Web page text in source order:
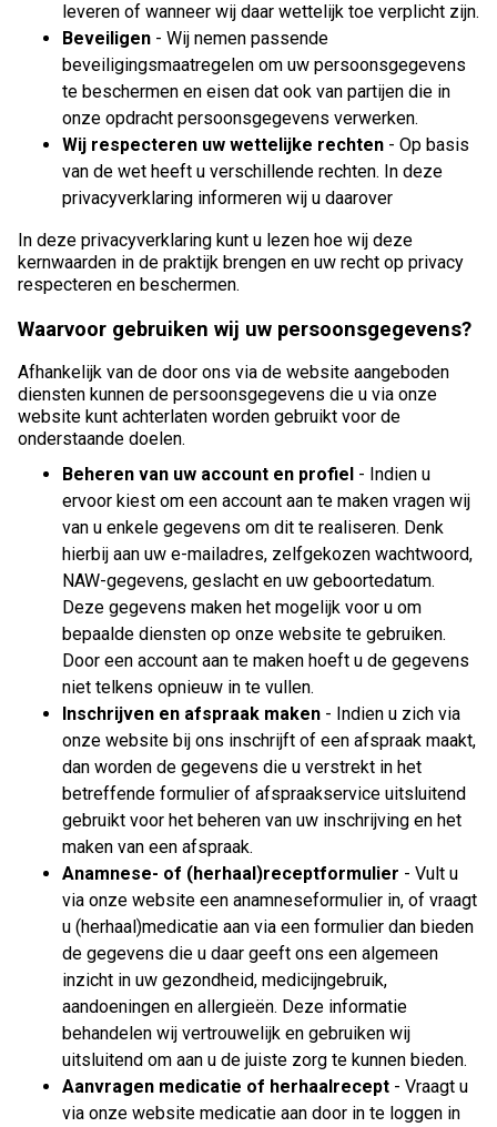
leveren of wanneer wij daar wettelijk toe verplicht zijn.
Beveiligen - Wij nemen passende
beveiligingsmaatregelen om uw persoonsgegevens
te beschermen en eisen dat ook van partijen die in
onze opdracht persoonsgegevens verwerken.
Wij respecteren uw wettelijke rechten - Op basis
van de wet heeft u verschillende rechten. In deze
privacyverklaring informeren wij u daarover
In deze privacyverklaring kunt u lezen hoe wij deze
kernwaarden in de praktijk brengen en uw recht op privacy
respecteren en beschermen.
Waarvoor gebruiken wij uw persoonsgegevens?
Afhankelijk van de door ons via de website aangeboden
diensten kunnen de persoonsgegevens die u via onze
website kunt achterlaten worden gebruikt voor de
onderstaande doelen.
Beheren van uw account en profiel - Indien u
ervoor kiest om een account aan te maken vragen wij
van u enkele gegevens om dit te realiseren. Denk
hierbij aan uw e-mailadres, zelfgekozen wachtwoord,
NAW-gegevens, geslacht en uw geboortedatum.
Deze gegevens maken het mogelijk voor u om
bepaalde diensten op onze website te gebruiken.
Door een account aan te maken hoeft u de gegevens
niet telkens opnieuw in te vullen.
Inschrijven en afspraak maken - Indien u zich via
onze website bij ons inschrijft of een afspraak maakt,
dan worden de gegevens die u verstrekt in het
betreffende formulier of afspraakservice uitsluitend
gebruikt voor het beheren van uw inschrijving en het
maken van een afspraak.
Anamnese- of (herhaal)receptformulier - Vult u
via onze website een anamneseformulier in, of vraagt
u (herhaal)medicatie aan via een formulier dan bieden
de gegevens die u daar geeft ons een algemeen
inzicht in uw gezondheid, medicijngebruik,
aandoeningen en allergieën. Deze informatie
behandelen wij vertrouwelijk en gebruiken wij
uitsluitend om aan u de juiste zorg te kunnen bieden.
Aanvragen medicatie of herhaalrecept - Vraagt u
via onze website medicatie aan door in te loggen in